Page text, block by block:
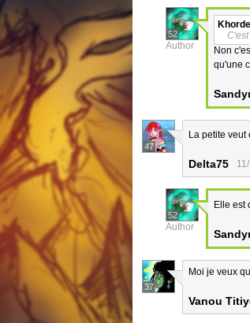
52
Author
Khordel
Non
qu'une
47
La petite veut
Delta75
52
Author
Elle est
37
Moi je veux
Vanou